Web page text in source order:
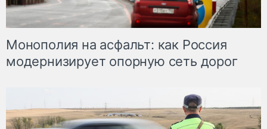
Монополия на асфальт: как Россия
модернизирует опорную сеть дорог